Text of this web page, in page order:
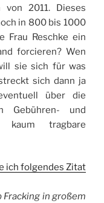
von 2011. Dieses
in 800 bis 1000
Frau Reschke ein
forcieren? Wen
sie sich für was
sich dann ja
über die
Gebühren- und
kaum tragbare
ich folgendes Zitat
Fracking in großem